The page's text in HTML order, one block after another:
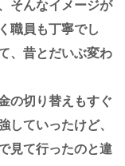
そんなイメージが
職員も丁寧でし
、昔とだいぶ変わ
の切り替えもすぐ
していったけど、
見て行ったのと違